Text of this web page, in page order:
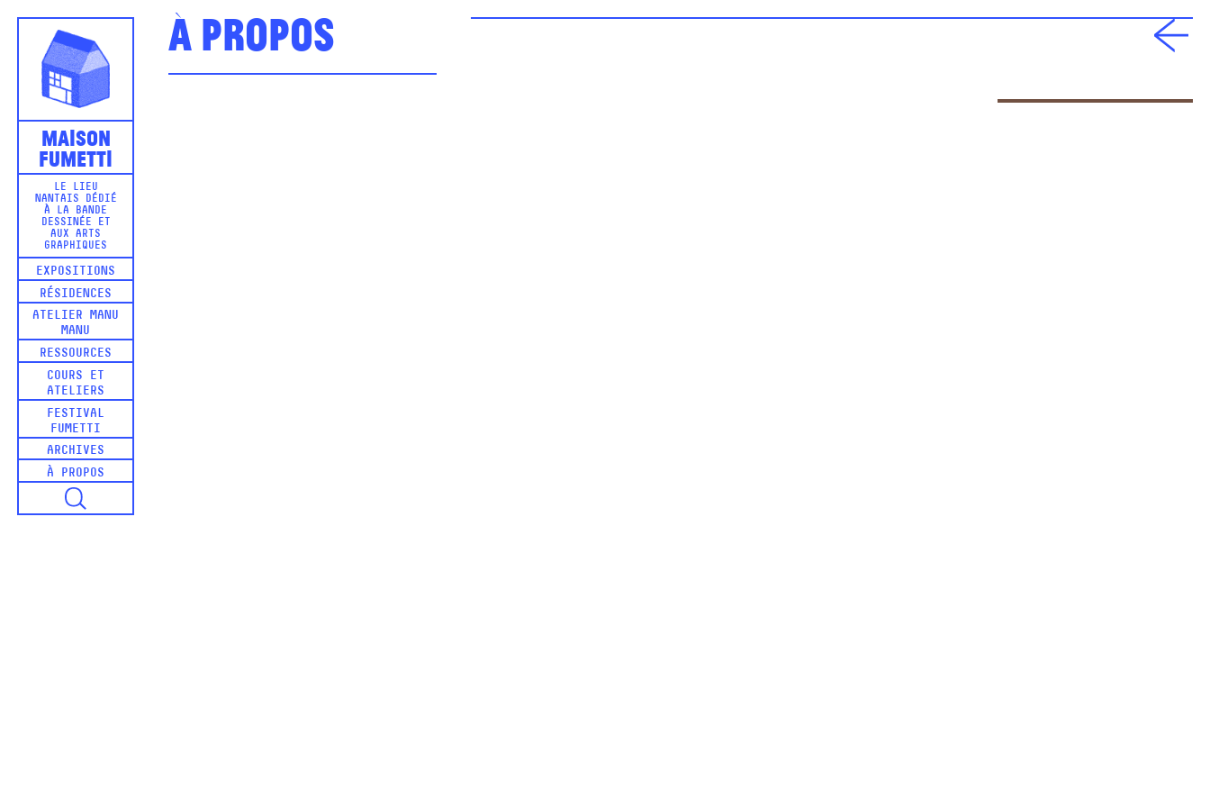
Maison
Fumetti
LE LIEU
NANTAIS DÉDIÉ
À LA BANDE
DESSINÉE ET
AUX ARTS
GRAPHIQUES
EXPOSITIONS
RÉSIDENCES
ATELIER MANU
MANU
RESSOURCES
COURS ET
ATELIERS
FESTIVAL
FUMETTI
ARCHIVES
À PROPOS
À propos